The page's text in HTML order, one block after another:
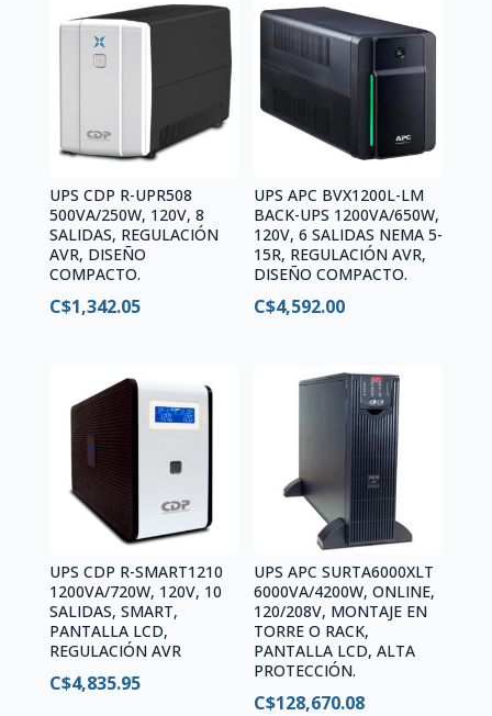
UPS CDP R-UPR508
500VA/250W, 120V, 8
SALIDAS, REGULACIÓN
AVR, DISEÑO
COMPACTO.
C$1,342.05
UPS APC BVX1200L-LM
BACK-UPS 1200VA/650W,
120V, 6 SALIDAS NEMA 5-
15R, REGULACIÓN AVR,
DISEÑO COMPACTO.
C$4,592.00
UPS CDP R-SMART1210
1200VA/720W, 120V, 10
SALIDAS, SMART,
PANTALLA LCD,
REGULACIÓN AVR
C$4,835.95
UPS APC SURTA6000XLT
6000VA/4200W, ONLINE,
120/208V, MONTAJE EN
TORRE O RACK,
PANTALLA LCD, ALTA
PROTECCIÓN.
C$128,670.08